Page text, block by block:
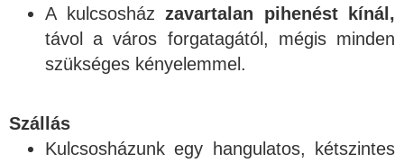
A kulcsosház zavartalan pihenést kínál,
távol a város forgatagától, mégis minden
szükséges kényelemmel.
Szállás
Kulcsosházunk egy hangulatos, kétszintes